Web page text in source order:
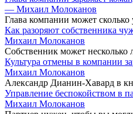
— Михаил Молоканов
Глава компании может сколько
Как разоряют собственника
Михаил Молоканов
Собственник может несколько
Культура отмены в компании
Михаил Молоканов
Александр Дианин-Хавард в
Управление беспокойством в
Михаил Молоканов